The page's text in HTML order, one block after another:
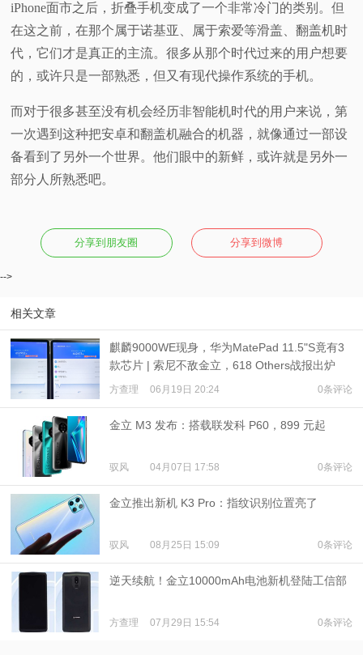
iPhone面市之后，折叠手机变成了一个非常冷门的类别。但
在这之前，在那个属于诺基亚、属于索爱等滑盖、翻盖机时
代，它们才是真正的主流。很多从那个时代过来的用户想要
的，或许只是一部熟悉，但又有现代操作系统的手机。
而对于很多甚至没有机会经历非智能机时代的用户来说，第
一次遇到这种把安卓和翻盖机融合的机器，就像通过一部设
备看到了另外一个世界。他们眼中的新鲜，或许就是另外一
部分人所熟悉吧。
分享到朋友圈 分享到微博
-->
相关文章
麒麟9000WE现身，华为MatePad 11.5"S竟有3
款芯片 | 索尼不敌金立，618 Others战报出炉
方查理 06月19日 20:24 0条评论
金立 M3 发布：搭载联发科 P60，899 元起
驭风 04月07日 17:58 0条评论
金立推出新机 K3 Pro：指纹识别位置亮了
驭风 08月25日 15:09 0条评论
逆天续航！金立10000mAh电池新机登陆工信部
方查理 07月29日 15:54 0条评论